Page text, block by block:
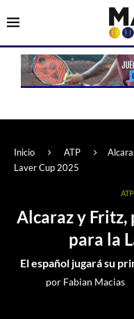
Inicio ATP
Laver Cup 2025
ATP
Alcaraz y
para la
El español jugará su
por Fabian Macias